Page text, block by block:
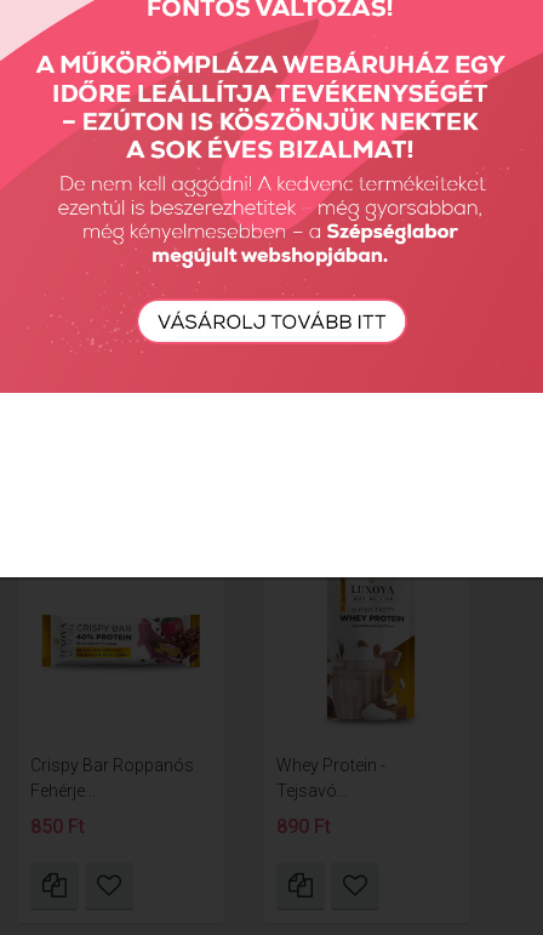
Crispy Bar Roppanós
Crispy Bar Roppanós
Fehérje...
850 Ft
Whey Protein -
Tejsavó...
890 Ft